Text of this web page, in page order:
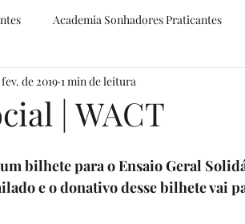
Academia Sonhadores Praticantes
autoconhecimento
| WACT
de 2019 1 min de leitura
bilhete para o Ensaio Geral
e o donativo desse bilhete vai